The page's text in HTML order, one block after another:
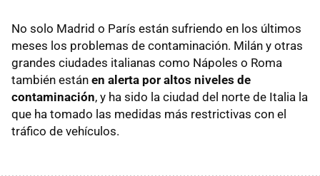
No solo Madrid o París están sufriendo en los últimos
meses los problemas de contaminación. Milán y otras
grandes ciudades italianas como Nápoles o Roma
también están en alerta por altos niveles de
contaminación, y ha sido la ciudad del norte de Italia la
que ha tomado las medidas más restrictivas con el
tráfico de vehículos.